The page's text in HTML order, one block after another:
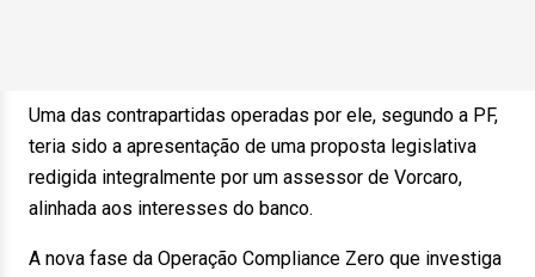
Uma das contrapartidas operadas por ele, segundo a PF,
teria sido a apresentação de uma proposta legislativa
redigida integralmente por um assessor de Vorcaro,
alinhada aos interesses do banco.
A nova fase da Operação Compliance Zero que investiga